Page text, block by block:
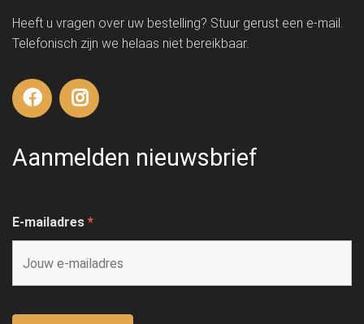
Heeft u vragen over uw bestelling? Stuur gerust een e-mail.
Telefonisch zijn we helaas niet bereikbaar.
Aanmelden nieuwsbrief
E-mailadres *